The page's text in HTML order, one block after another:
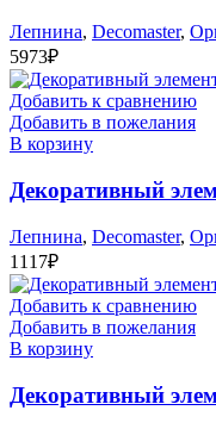
Лепнина, Decomaster,
5973₽
Добавить к сравнению
Добавить в пожелания
В корзину
Декоративный
Лепнина, Decomaster,
1117₽
Добавить к сравнению
Добавить в пожелания
В корзину
Декоративный